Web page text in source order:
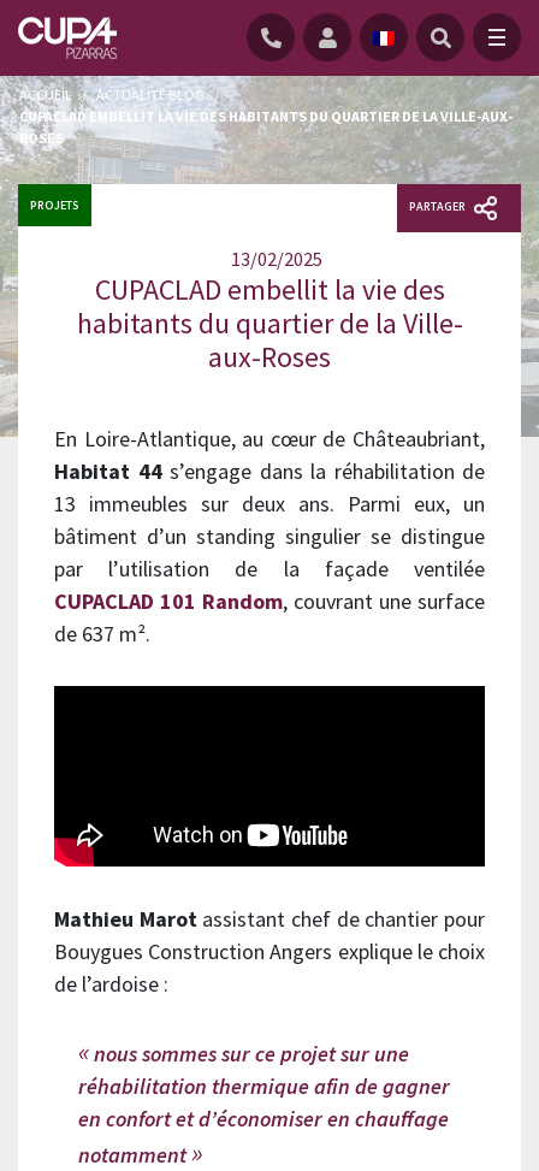
ACCUEIL / ACTUALITÉ BLOG /
CUPACLAD EMBELLIT LA VIE DES HABITANTS DU QUARTIER DE LA VILLE-AUX-
ROSES
PROJETS
13/02/2025
PARTAGER
CUPACLAD embellit la vie des
habitants du quartier de la Ville-
aux-Roses
En Loire-Atlantique, au cœur de Châteaubriant,
Habitat 44s’engage dans la réhabilitation de
13 immeubles sur deux ans. Parmi eux, un
bâtiment d’un standing singulier se distingue
par l’utilisation de la façade ventilée
CUPACLAD 101 Random, couvrant une surface
de 637 m².
Mathieu Marot assistant chef de chantier pour
Bouygues Construction Angers explique le choix
de l’ardoise :
nous sommes sur ce projet sur une
réhabilitation thermique afin de gagner
en confort et d’économiser en chauffage
notamment